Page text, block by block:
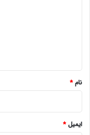
نام*
ایمیل*